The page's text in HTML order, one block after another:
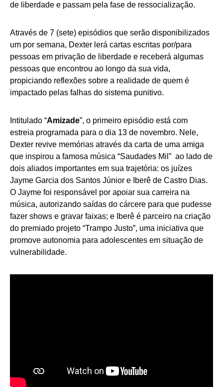
de liberdade e passam pela fase de ressocialização.
Através de 7 (sete) episódios que serão disponibilizados
um por semana, Dexter lerá cartas escritas por/para
pessoas em privação de liberdade e receberá algumas
pessoas que encontrou ao longo da sua vida,
propiciando reflexões sobre a realidade de quem é
impactado pelas falhas do sistema punitivo.
Intitulado “Amizade”, o primeiro episódio está com
estreia programada para o dia 13 de novembro. Nele,
Dexter revive memórias através da carta de uma amiga
que inspirou a famosa música “Saudades Mil” ao lado de
dois aliados importantes em sua trajetória: os juízes
Jayme Garcia dos Santos Júnior e Iberê de Castro Dias.
O Jayme foi responsável por apoiar sua carreira na
música, autorizando saídas do cárcere para que pudesse
fazer shows e gravar faixas; e Iberê é parceiro na criação
do premiado projeto “Trampo Justo”, uma iniciativa que
promove autonomia para adolescentes em situação de
vulnerabilidade.